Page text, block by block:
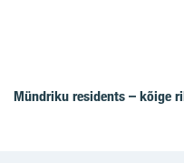
Mündriku residents – kõige